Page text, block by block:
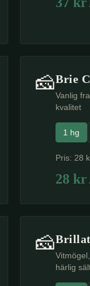
🧀Brie
Vanlig
kvalitet
1 hg
Pris: 28
28 kr
🧀
härlig